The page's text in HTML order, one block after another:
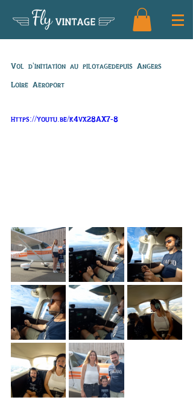
FlyVINTAGE
Vol d'initiation au pilotagedepuis Angers
Loire Aeroport
https://youtu.be/k4vx28AX7-8